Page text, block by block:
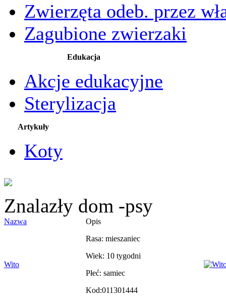
Zwierzęta odeb. przez
Zagubione zwierzaki
Edukacja
Akcje edukacyjne
Sterylizacja
Artykuły
Koty
Znalazły dom -psy
Nazwa Opis
Wito
Rasa: mieszaniec
Wiek: 10 tygodni
Płeć: samiec
Kod:011301444